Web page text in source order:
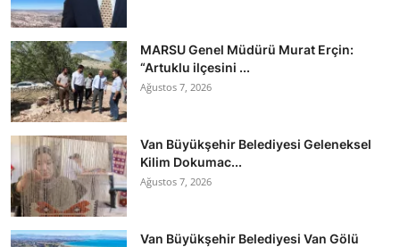
MARSU Genel Müdürü Murat Erçin:
“Artuklu ilçesini ...
Ağustos 7, 2026
Van Büyükşehir Belediyesi Geleneksel
Kilim Dokumac...
Ağustos 7, 2026
Van Büyükşehir Belediyesi Van Gölü